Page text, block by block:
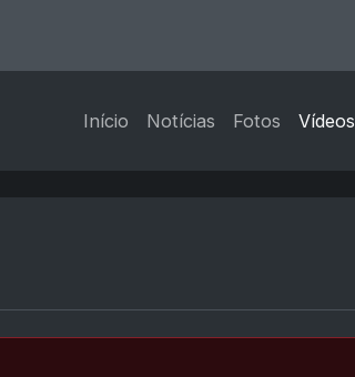
Início Notícias Fotos Vídeos